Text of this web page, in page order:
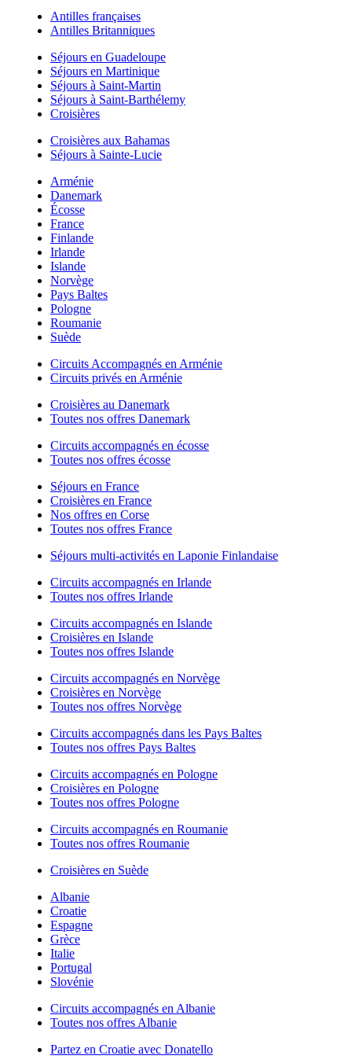
Antilles françaises
Antilles Britanniques
Séjours en Guadeloupe
Séjours en Martinique
Séjours à Saint-Martin
Séjours à Saint-Barthélemy
Croisières
Croisières aux Bahamas
Séjours à Sainte-Lucie
Arménie
Danemark
Écosse
France
Finlande
Irlande
Islande
Norvège
Pays Baltes
Pologne
Roumanie
Suède
Circuits Accompagnés en Arménie
Circuits privés en Arménie
Croisières au Danemark
Toutes nos offres Danemark
Circuits accompagnés en écosse
Toutes nos offres écosse
Séjours en France
Croisières en France
Nos offres en Corse
Toutes nos offres France
Séjours multi-activités en Laponie Finlandaise
Circuits accompagnés en Irlande
Toutes nos offres Irlande
Circuits accompagnés en Islande
Croisières en Islande
Toutes nos offres Islande
Circuits accompagnés en Norvège
Croisières en Norvège
Toutes nos offres Norvège
Circuits accompagnés dans les Pays Baltes
Toutes nos offres Pays Baltes
Circuits accompagnés en Pologne
Croisières en Pologne
Toutes nos offres Pologne
Circuits accompagnés en Roumanie
Toutes nos offres Roumanie
Croisières en Suède
Albanie
Croatie
Espagne
Grèce
Italie
Portugal
Slovénie
Circuits accompagnés en Albanie
Toutes nos offres Albanie
Partez en Croatie avec Donatello